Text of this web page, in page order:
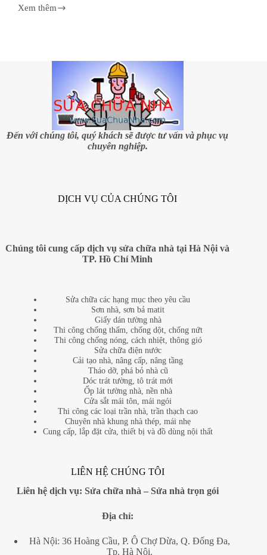
Xem thêm
Phong
Đến với chúng tôi, quý khách sẽ được tư vấn và phục vụ
chuyên nghiệp.
DỊCH VỤ CỦA CHÚNG TÔI
Chúng tôi cung cấp dịch vụ sửa chữa nhà tại Hà Nội và
TP. Hồ Chí Minh
Sửa chữa các hạng mục theo yêu cầu
Sơn nhà, sơn bả matit
Giấy dán tường nhà
Thi công chống thấm, chống dột, chống nứt
Thi công chống nóng, cách nhiệt, thông gió
Sửa chữa điện nước
Cải tạo nhà, nâng cấp, nâng tầng
Tháo dỡ, phá bỏ nhà cũ
Dóc trát tường, tô trát mới
Ốp lát tường nhà, nền nhà
Cửa sắt mái tôn, mái ngói
Thi công các loại trần nhà, trần thạch cao
Chuyên nhà khung nhà thép, mái nhẹ
Cung cấp, lắp đặt cửa, thiết bị và đồ dùng nội thất
LIÊN HỆ CHÚNG TÔI
Liên hệ dịch vụ: Sửa chữa nhà– Sửa nhà trọn gói
Địa chỉ:
Hà Nội: 36 Hoàng Cầu, P. Ô Chợ Dừa, Q. Đống Đa,
Tp. Hà Nội.